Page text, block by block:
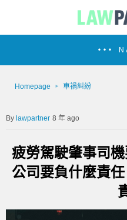
Homepage 車禍糾紛
lawpartner 8 年 ago
疲勞駕駛肇事司
公司要負什麼責